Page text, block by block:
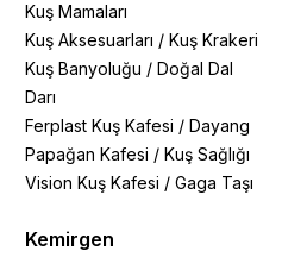
Kuş Mamaları
Kuş Aksesuarları / Kuş Krakeri
Kuş Banyoluğu / Doğal Dal
Darı
Ferplast Kuş Kafesi / Dayang
Papağan Kafesi / Kuş Sağlığı
Vision Kuş Kafesi / Gaga Taşı
Kemirgen